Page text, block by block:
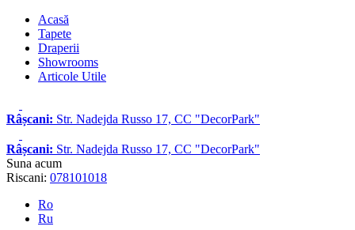
Acasă
Tapete
Draperii
Showrooms
Articole Utile
Râșcani: Str. Nadejda Russo 17, CC "DecorPark"
Râșcani: Str. Nadejda Russo 17, CC "DecorPark"
Suna acum
Riscani: 078101018
Ro
Ru